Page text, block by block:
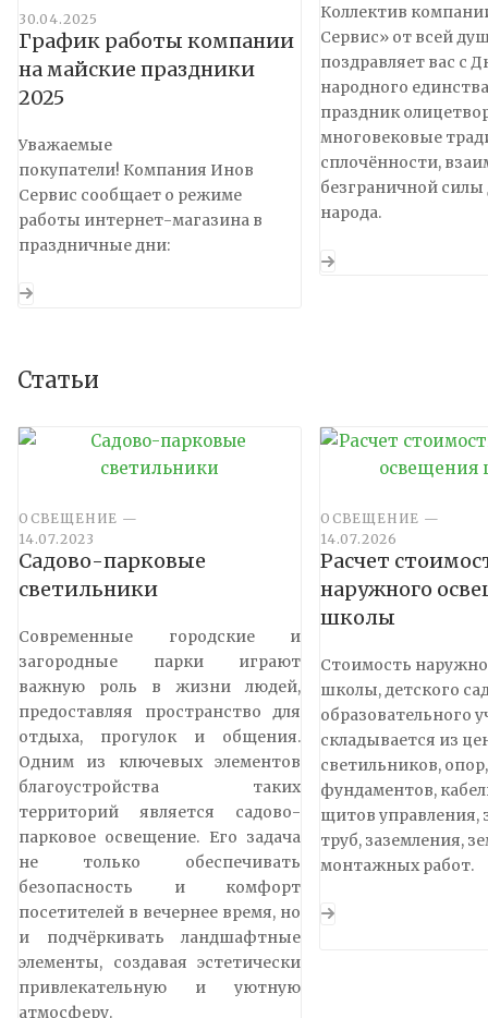
30.04.2025
График работы компании
на майские праздники
2025
Уважаемые
покупатели! Компания Инов
Сервис сообщает о режиме
работы интернет-магазина в
праздничные дни:
Коллектив
Сервис» от всей
поздравляет вас с
народного
праздник
многовековые
сплочённости,
безграничной силы
народа.
Статьи
ОСВЕЩЕНИЕ —
14.07.2023
Садово-парковые
светильники
Современные городские и
загородные парки играют
важную роль в жизни людей,
предоставляя пространство для
отдыха, прогулок и общения.
Одним из ключевых элементов
благоустройства таких
территорий является садово-
парковое освещение. Его задача
не только обеспечивать
безопасность и комфорт
посетителей в вечернее время, но
и подчёркивать ландшафтные
элементы, создавая эстетически
привлекательную и уютную
атмосферу.
ОСВЕЩЕНИЕ —
14.07.2026
Расчет
наружного
школы
Стоимость
школы, детского
образовательного
складывается из
светильников, опор,
фундаментов,
щитов
труб, заземления,
монтажных работ.